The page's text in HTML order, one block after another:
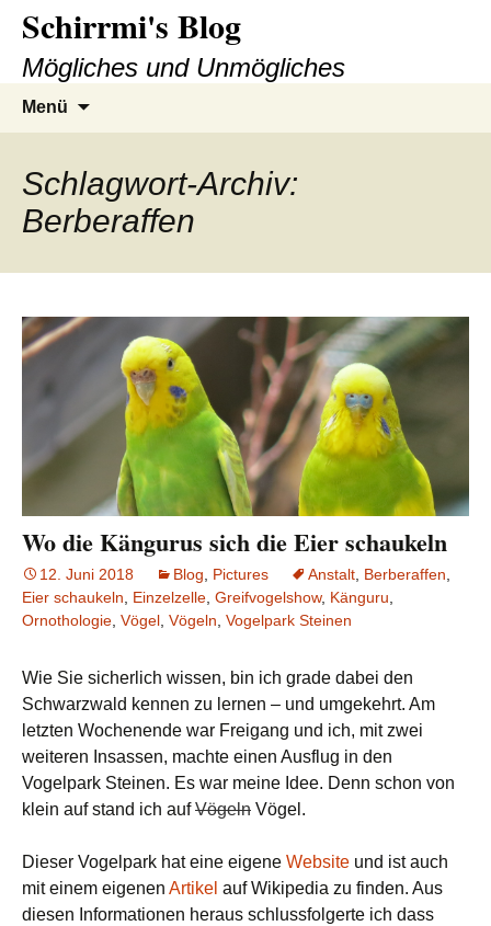
Inhalt
springen
Schirrmi's Blog
Mögliches und Unmögliches
Menü
Schlagwort-Archiv:
Berberaffen
Wo die Kängurus sich die Eier schaukeln
12. Juni 2018 Blog Pictures Anstalt Berberaffen
Eier schaukeln
Einzelzelle Greifvogelshow, Känguru
Ornothologie Vögel Vögeln Vogelpark Steinen
Wie Sie sicherlich wissen, bin ich grade dabei den
Schwarzwald kennen zu lernen – und umgekehrt. Am
letzten Wochenende war Freigang und ich, mit zwei
weiteren Insassen, machte einen Ausflug in den
Vogelpark Steinen. Es war meine Idee. Denn schon von
klein auf stand ich aufVögeln Vögel.
Dieser Vogelpark hat eine eigene Website und ist auch
mit einem eigenen Artikel auf Wikipedia zu finden. Aus
diesen Informationen heraus schlussfolgerte ich dass